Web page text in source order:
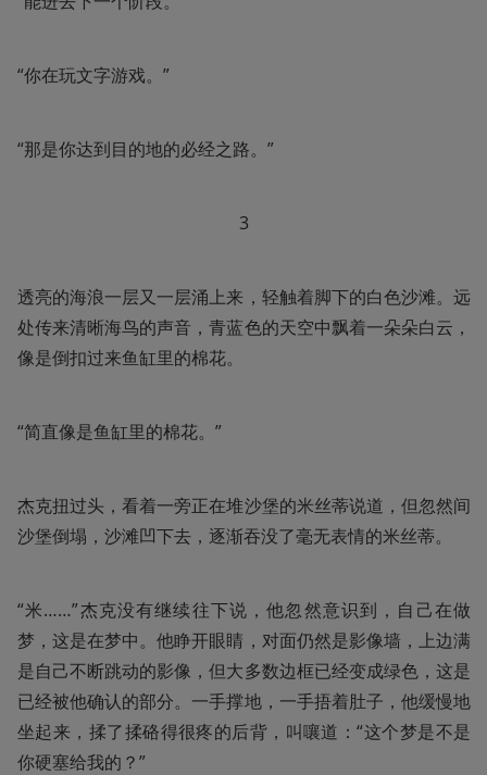
“你在玩文字游戏。”
“那是你达到目的地的必经之路。”
3
透亮的海浪一层又一层涌上来，轻触着脚下的白色沙滩。远
处传来清晰海鸟的声音，青蓝色的天空中飘着一朵朵白云，
像是倒扣过来鱼缸里的棉花。
“简直像是鱼缸里的棉花。”
杰克扭过头，看着一旁正在堆沙堡的米丝蒂说道，但忽然间
沙堡倒塌，沙滩凹下去，逐渐吞没了毫无表情的米丝蒂。
“米……”杰克没有继续往下说，他忽然意识到，自己在做
梦，这是在梦中。他睁开眼睛，对面仍然是影像墙，上边满
是自己不断跳动的影像，但大多数边框已经变成绿色，这是
已经被他确认的部分。一手撑地，一手捂着肚子，他缓慢地
坐起来，揉了揉硌得很疼的后背，叫嚷道：“这个梦是不是
你硬塞给我的？”